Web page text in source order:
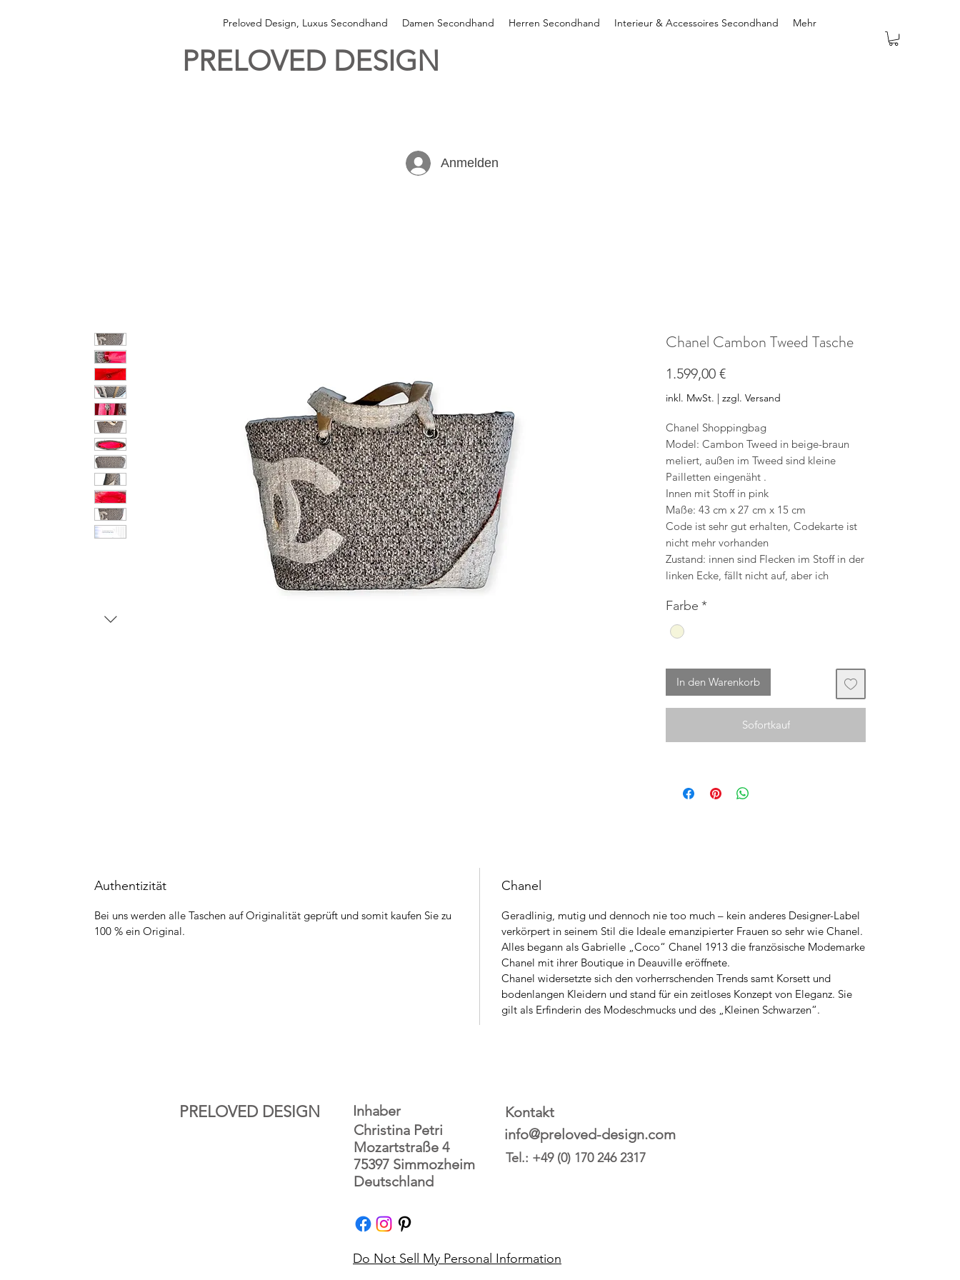
PRELOVED DESIGN
Preloved Design, Luxus Secondhand Damen Secondhand Herren Secondhand Interieur & Accessoires Secondhand Mehr
Anmelden
Chanel Cambon Tweed Tasche
1.599,00 €Preis
inkl. MwSt. | zzgl. Versand
Chanel Shoppingbag
Model: Cambon Tweed in beige-braun
meliert, außen im Tweed sind kleine
Pailletten eingenäht .
Innen mit Stoff in pink
Maße: 43 cm x 27 cm x 15 cm
Code ist sehr gut erhalten, Codekarte ist
nicht mehr vorhanden
Zustand: innen sind Flecken im Stoff in der
linken Ecke, fällt nicht auf, aber ich
Gebrauchsspuren außen
Die Tasche wird mit einem Staubbeutel
verkauft.
Farbe *
In den Warenkorb
Sofortkauf
Authentizität
Bei uns werden alle Taschen auf Originalität geprüft und somit kaufen Sie zu
100 % ein Original.
Chanel
Geradlinig, mutig und dennoch nie too much – kein anderes Designer-Label
verkörpert in seinem Stil die Ideale emanzipierter Frauen so sehr wie Chanel.
Alles begann als Gabrielle „Coco“ Chanel 1913 die französische Modemarke
Chanel mit ihrer Boutique in Deauville eröffnete.
Chanel widersetzte sich den vorherrschenden Trends samt Korsett und
bodenlangen Kleidern und stand für ein zeitloses Konzept von Eleganz. Sie
gilt als Erfinderin des Modeschmucks und des „Kleinen Schwarzen“.
PRELOVED DESIGN
Inhaber
Christina Petri
Mozartstraße 4
75397 Simmozheim
Deutschland
Kontakt
info@preloved-design.com
Tel.: +49 (0) 170 246 2317
Do Not Sell My Personal Information